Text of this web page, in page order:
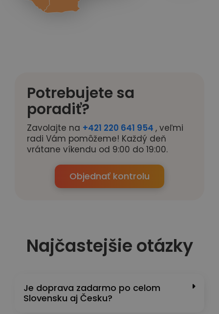
Potrebujete sa
poradiť?
Zavolajte na +421 220 641 954 , veľmi
radi Vám pomôžeme! Každý deň
vrátane víkendu od 9:00 do 19:00.
Objednať kontrolu
Najčastejšie otázky
Je doprava zadarmo po celom
Slovensku aj Česku?